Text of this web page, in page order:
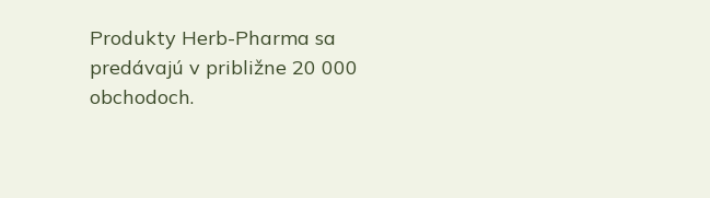
Produkty Herb-Pharma sa
predávajú v približne 20 000
obchodoch.